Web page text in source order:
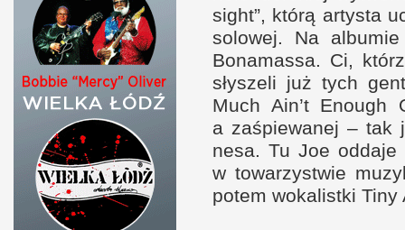
sight”, którą artysta
solowej. Na
Bonamassa. Ci,
słyszeli już tych
Much Ain’t Enough
a zaśpiewanej – tak
nesa. Tu Joe oddaje
w towarzystwie
potem wokalistki Tiny